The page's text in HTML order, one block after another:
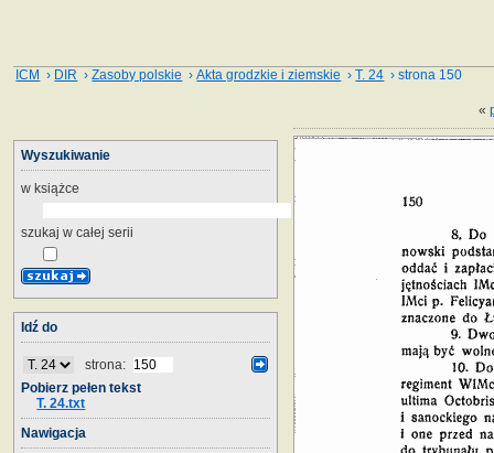
ICM › DIR ›Zasoby polskie ›Akta grodzkie i ziemskie ›T. 24 › strona 150
«
Wyszukiwanie
w książce
szukaj w całej serii
Idź do
strona:
Pobierz pełen tekst
T. 24.txt
Nawigacja